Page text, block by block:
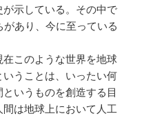
示している。その中で
あり、今に至っている
このような世界を地球
いうことは、いったい何
いうものを創造する目
は地球上において人工